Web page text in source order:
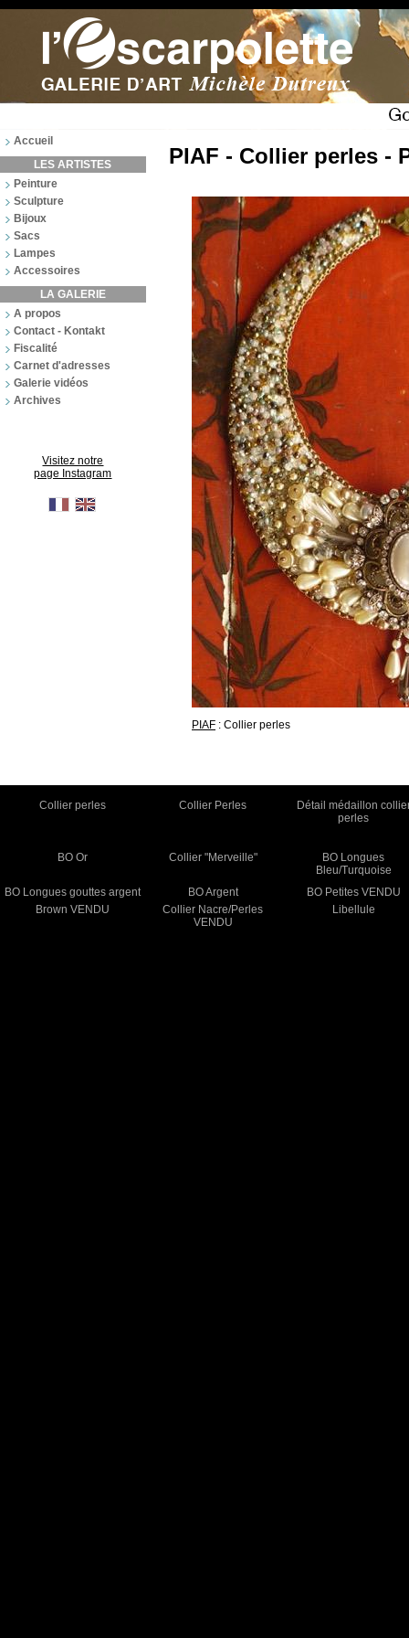
Accueil
LES ARTISTES
Peinture
Sculpture
Bijoux
Sacs
Lampes
Accessoires
LA GALERIE
A propos
Contact - Kontakt
Fiscalité
Carnet d'adresses
Galerie vidéos
Archives
Visitez notre
page Instagram
PIAF - Collier perles -
PIAF : Collier perles
Collier perles Collier Perles
Détail médaillon
perles
BO Or Collier "Merveille"
BO Longues
Bleu/Turquoise
BO Longues gouttes argent
BO Argent
BO Petites VENDU
Brown VENDU
Collier Nacre/Perles
VENDU
Libellule